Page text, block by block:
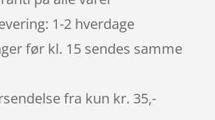
1-2 hverdage
før kl. 15 sendes samme
fra kun kr. 35,-